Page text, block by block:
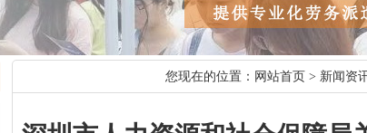
您现在的位置： 网站首页 > 新闻资